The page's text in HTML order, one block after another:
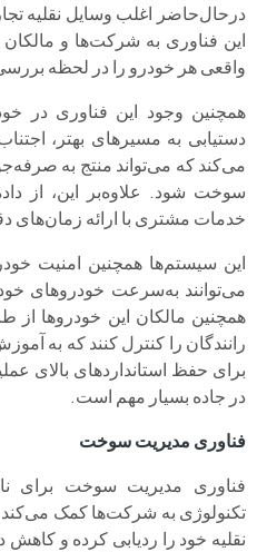
این فناوری به شرکت‌ها و
واقعی هر خودرو را در لحظه
همچنین وجود این فناوری در
دستیابی به مسیرهای بهتر،
می‌کند که می‌تواند منتج به
خدمات مشتری با ارائه زمان‌های
این سیستم‌ها همچنین امنیت
می‌توانند به‌سرعت خودروهای
همچنین مالکان این خودروها از
رانندگان را کنترل کنند که به
برای حفظ استانداردهای بالای
در جاده بسیار مهم است.
فناوری مدیریت سوخت
فناوری مدیریت سوخت برای
تکنولوژی به شرکت‌ها کمک
نقلیه خود را ردیابی کرده و